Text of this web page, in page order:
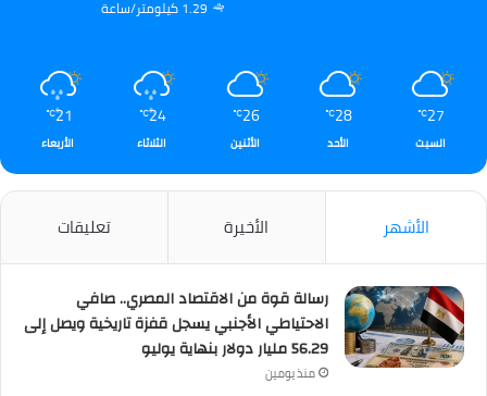
1.29 كيلومتر/ساعة
27
℃
السبت
28
℃
الأحد
26
℃
الأثنين
24
℃
الثلاثاء
21
℃
الأربعاء
الأشهر الأخيرة تعليقات
رسالة قوة من الاقتصاد المصري.. صافي
الاحتياطي الأجنبي يسجل قفزة تاريخية ويصل إلى
56.29 مليار دولار بنهاية يوليو
منذ يومين